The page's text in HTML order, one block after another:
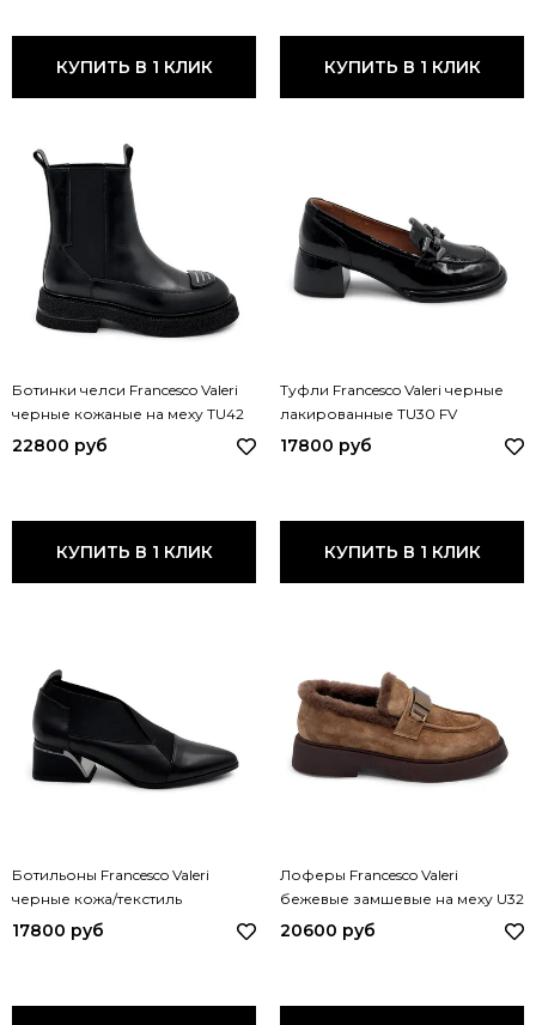
КУПИТЬ В 1 КЛИК КУПИТЬ В 1 КЛИК
Ботинки челси Francesco Valeri
черные кожаные на меху TU42
FV
22800 руб
КУПИТЬ В 1 КЛИК
Туфли Francesco Valeri черные
лакированные TU30 FV
17800 руб
КУПИТЬ В 1 КЛИК
Ботильоны Francesco Valeri
черные кожа/текстиль
демисезонные U17 FV NAPPA
17800 руб
Лоферы Francesco Valeri
бежевые замшевые на меху U32
FV CUOIO
20600 руб